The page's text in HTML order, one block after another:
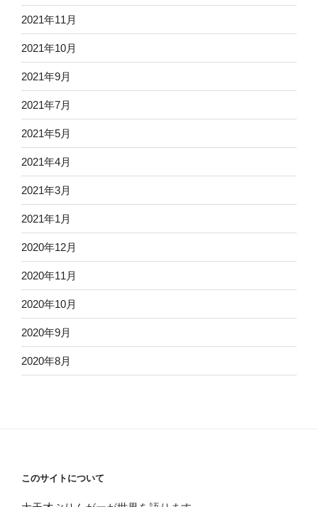
2021年11月
2021年10月
2021年9月
2021年7月
2021年5月
2021年4月
2021年3月
2021年1月
2020年12月
2020年11月
2020年10月
2020年9月
2020年8月
このサイトについて